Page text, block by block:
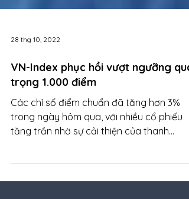
VN-Index phục hồi vượt ngưỡng
trọng 1.000 điểm
Các chỉ số điểm chuẩn đã tăng hơn 3%
trong ngày hôm qua, với nhiều cổ phiếu
khoản.